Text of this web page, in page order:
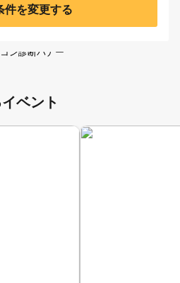
件を変更する
ベント